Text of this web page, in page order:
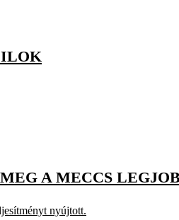
A MECCS
nyújtott.